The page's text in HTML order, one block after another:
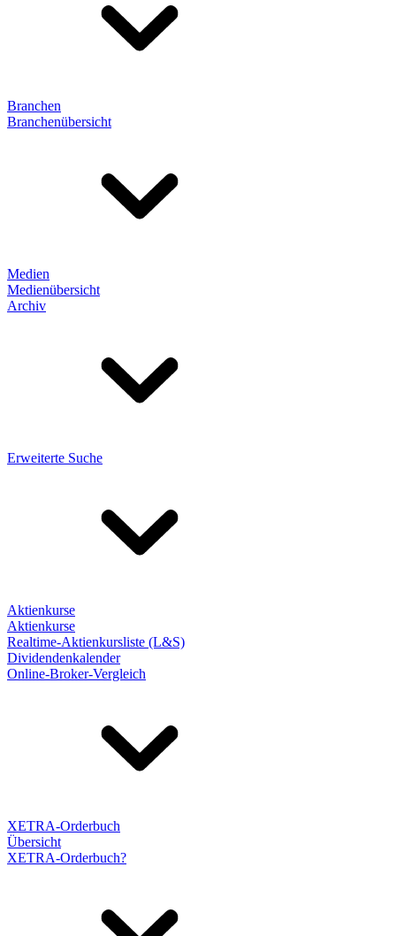
Branchen
Branchenübersicht
Medien
Medienübersicht
Archiv
Erweiterte Suche
Aktienkurse
Aktienkurse
Realtime-Aktienkursliste (L&S)
Dividendenkalender
Online-Broker-Vergleich
XETRA-Orderbuch
Übersicht
XETRA-Orderbuch?